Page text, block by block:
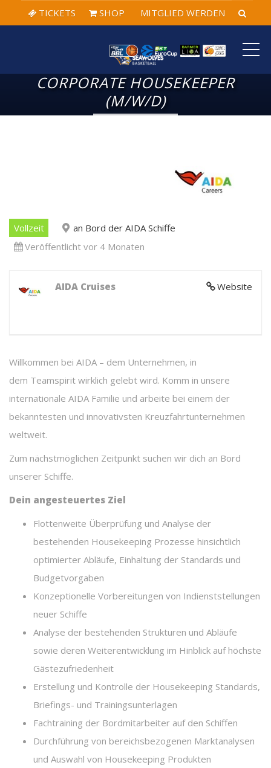
TICKETS SHOP MITGLIED WERDEN
CORPORATE HOUSEKEEPER
(M/W/D)
Vollzeit
an Bord der AIDA Schiffe
Veröffentlicht vor 4 Monaten
Website
AIDA Cruises
Willkommen bei AIDA – dem Unternehmen, in
dem Teamspirit wirklich gelebt wird. Komm in unsere
internationale AIDA Familie und arbeite bei einem der
bekanntesten und innovativsten Kreuzfahrtunternehmen
weltweit.
Zum nächstmöglichen Zeitpunkt suchen wir dich an Bord
unserer Schiffe.
Dein angesteuertes Ziel
Flottenweite Überprüfung und Analyse der
bestehenden Housekeeping Prozesse hinsichtlich
optimierter Abläufe, Einhaltung der Standards und
Budgetvorgaben
Konzeptionelle Vorbereitungen von Indienststellungen
neuer Schiffe
Analyse der bestehenden Strukturen und Abläufe
sowie deren Weiterentwicklung im Hinblick auf höchste
Gästezufriedenheit
Erstellung und Kontrolle der Housekeeping Standards,
Briefings- und Trainingsunterlagen
Fachtraining der Bordmitarbeiter auf den Schiffen
Durchführung von bereichsbezogenen Marktanalysen
und Auswahl von Housekeeping Produkten